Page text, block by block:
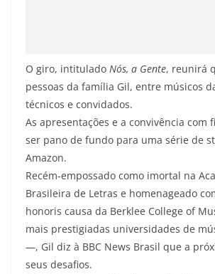
O giro, intitulado Nós, a Gente, reunirá
pessoas da família Gil, entre músicos
técnicos e convidados.
As apresentações e a convivência com
ser pano de fundo para uma série de
Amazon.
Recém-empossado como imortal na
Brasileira de Letras e homenageado
honoris causa da Berklee College of
mais prestigiadas universidades de
—, Gil diz à BBC News Brasil que a
seus desafios.